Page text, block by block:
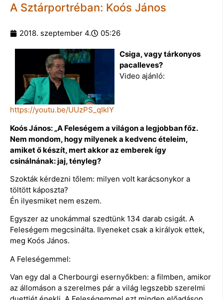
A Sztárportréban: Koós János
2018. szeptember 4. 05:26
Csiga, vagy tárkonyos
pacalleves?
Video ajánló:
https://youtu.be/UUzPS_qIklY
Koós János: „A Feleségem a világon a legjobban főz.
Nem mondom, hogy milyenek a kedvenc ételeim,
amiket ő készít, mert akkor az emberek így
csinálnának: jaj, tényleg?
Szokták kérdezni tőlem: milyen volt karácsonykor a
töltött káposzta?
Én ilyesmiket nem eszem.
Egyszer az unokámmal szedtünk 134 darab csigát. A
Feleségem megcsinálta. Ilyeneket csak a királyok ettek,
meg Koós János.
A Feleségemmel:
Van egy dal a Cherbourgi esernyőkben: a filmben, amikor
az állomáson a szerelmes pár a világ legszebb szerelmi